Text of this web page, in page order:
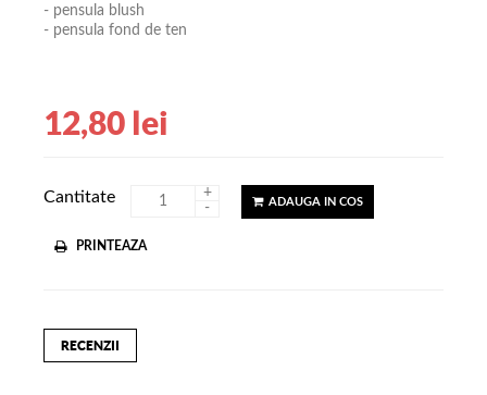
- pensula blush
- pensula fond de ten
12,80 lei
Cantitate
+
-
ADAUGA IN COS
PRINTEAZA
RECENZII